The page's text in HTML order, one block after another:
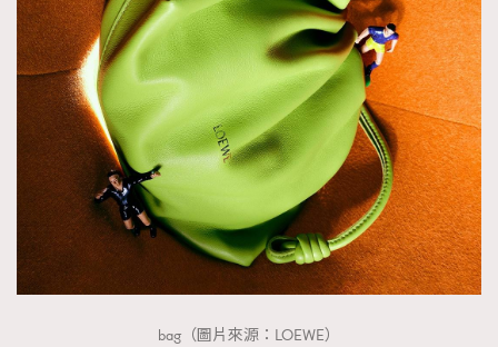
bag（圖片來源：LOEWE）